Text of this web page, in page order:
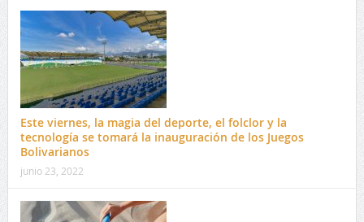
Este viernes, la magia del deporte, el folclor y la
tecnología se tomará la inauguración de los Juegos
Bolivarianos
junio 23, 2022